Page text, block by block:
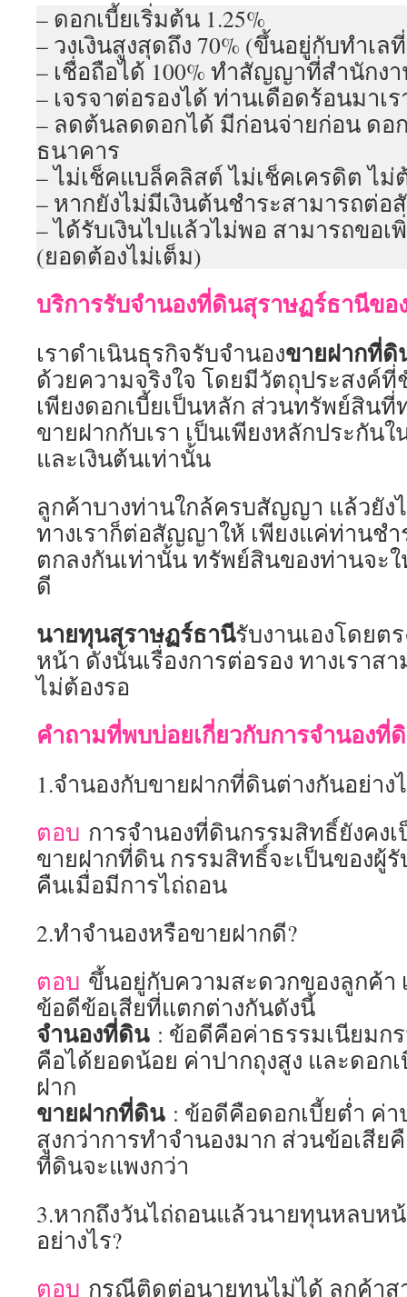
– ดอกเบี้ยเริ่มต้น 1.25%
– วงเงินสูงสุดถึง 70% (ขึ้นอยู่กับทำเล
– เชื่อถือได้ 100% ทำสัญญาที่สำนักง
– เจรจาต่อรองได้ ท่านเดือดร้อนมาเ
– ลดต้นลดดอกได้ มีก่อนจ่ายก่อน ดอ
ธนาคาร
– ไม่เช็คแบล็คลิสต์ ไม่เช็คเครดิต ไม่
– หากยังไม่มีเงินต้นชำระสามารถต่
– ได้รับเงินไปแล้วไม่พอ สามารถขอเ
(ยอดต้องไม่เต็ม)
บริการรับจำนองที่ดินสุราษฏร์ธานีขอ
เราดำเนินธุรกิจรับจำนองขายฝากที่ดิ
ด้วยความจริงใจ โดยมีวัตถุประสงค์ที่
เพียงดอกเบี้ยเป็นหลัก ส่วนทรัพย์สิน
ขายฝากกับเรา เป็นเพียงหลักประกัน
และเงินต้นเท่านั้น
ลูกค้าบางท่านใกล้ครบสัญญา แล้วยัง
ทางเราก็ต่อสัญญาให้ เพียงแค่ท่านชำ
ตกลงกันเท่านั้น ทรัพย์สินของท่านจะ
ดี
นายทุนสุราษฏร์ธานีรับงานเองโดยต
หน้า ดังนั้นเรื่องการต่อรอง ทางเรา
ไม่ต้องรอ
คำถามที่พบบ่อยเกี่ยวกับการจำนองที่
1.จำนองกับขายฝากที่ดินต่างกันอย่าง
ตอบ การจำนองที่ดินกรรมสิทธิ์ยังคง
ขายฝากที่ดิน กรรมสิทธิ์จะเป็นของผู้
คืนเมื่อมีการไถ่ถอน
2.ทำจำนองหรือขายฝากดี?
ตอบ ขึ้นอยู่กับความสะดวกของลูกค้า
ข้อดีข้อเสียที่แตกต่างกันดังนี้
จำนองที่ดิน: ข้อดีคือค่าธรรมเนียมก
คือได้ยอดน้อย ค่าปากถุงสูง และดอก
ฝาก
ขายฝากที่ดิน: ข้อดีคือดอกเบี้ยต่ำ ค่า
สูงกว่าการทำจำนองมาก ส่วนข้อเสีย
ที่ดินจะแพงกว่า
3.หากถึงวันไถ่ถอนแล้วนายทุนหลบห
อย่างไร?
ตอบ กรณีติดต่อนายทุนไม่ได้ ลูกค้าส